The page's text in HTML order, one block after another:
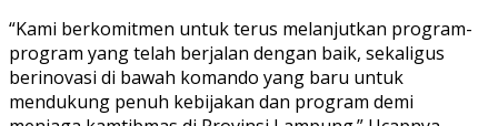
“Kami berkomitmen untuk terus melanjutkan program-
program yang telah berjalan dengan baik, sekaligus
berinovasi di bawah komando yang baru untuk
mendukung penuh kebijakan dan program demi